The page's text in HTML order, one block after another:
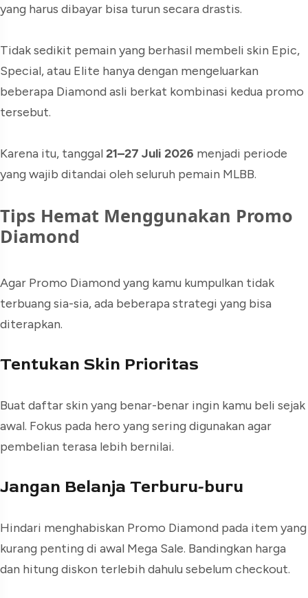
yang harus dibayar bisa turun secara drastis.
Tidak sedikit pemain yang berhasil membeli skin Epic,
Special, atau Elite hanya dengan mengeluarkan
beberapa Diamond asli berkat kombinasi kedua promo
tersebut.
Karena itu, tanggal21–27 Juli 2026 menjadi periode
yang wajib ditandai oleh seluruh pemain MLBB.
Tips Hemat Menggunakan Promo
Diamond
Agar Promo Diamond yang kamu kumpulkan tidak
terbuang sia-sia, ada beberapa strategi yang bisa
diterapkan.
Tentukan Skin Prioritas
Buat daftar skin yang benar-benar ingin kamu beli sejak
awal. Fokus pada hero yang sering digunakan agar
pembelian terasa lebih bernilai.
Jangan Belanja Terburu-buru
Hindari menghabiskan Promo Diamond pada item yang
kurang penting di awal Mega Sale. Bandingkan harga
dan hitung diskon terlebih dahulu sebelum checkout.